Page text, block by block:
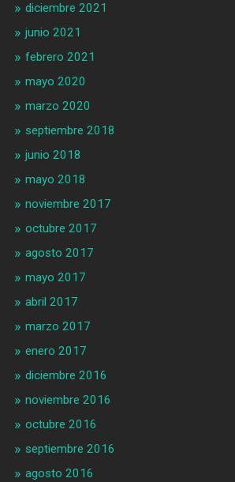
diciembre 2021
junio 2021
febrero 2021
mayo 2020
marzo 2020
septiembre 2018
junio 2018
mayo 2018
noviembre 2017
octubre 2017
agosto 2017
mayo 2017
abril 2017
marzo 2017
enero 2017
diciembre 2016
noviembre 2016
octubre 2016
septiembre 2016
agosto 2016